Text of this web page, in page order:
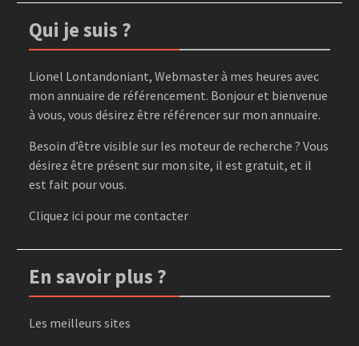
Qui je suis ?
Lionel Lontandoniant, Webmaster à mes heures avec
mon annuaire de référencement. Bonjour et bienvenue
à vous, vous désirez être référencer sur mon annuaire.
Besoin d’être visible sur les moteur de recherche ? Vous
désirez être présent sur mon site, il est gratuit, et il
est fait pour vous.
Cliquez ici pour me contacter
En savoir plus ?
Les meilleurs sites